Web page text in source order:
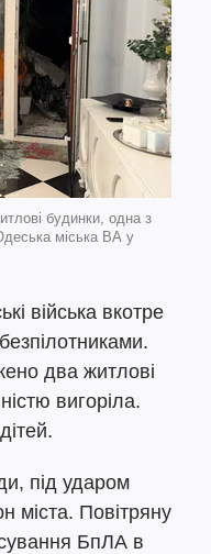
будинки, одна з
міська ВА у
війська вкотре
два житлові
вигоріла.
під ударом
міста. Повітряну
БпЛА в